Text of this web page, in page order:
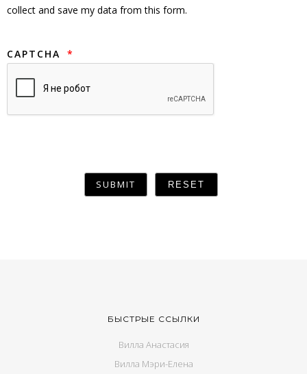
collect and save my data from this form.
CAPTCHA
БЫСТРЫЕ ССЫЛКИ
Вилла Анастасия
Вилла Мэри-Елена